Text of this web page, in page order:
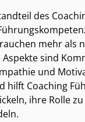
des
mehr als
Aspekte sind
und
hilft Coaching
ihre Rolle